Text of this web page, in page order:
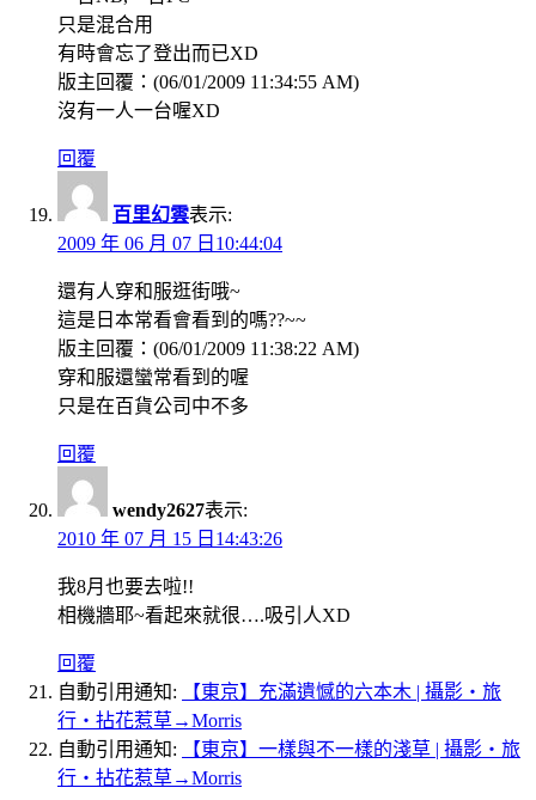
只是混合用
有時會忘了登出而已XD
版主回覆：(06/01/2009 11:34:55 AM)
沒有一人一台喔XD
回覆
百里幻雲表示:
2009 年 06 月 07 日10:44:04
還有人穿和服逛街哦~
這是日本常看會看到的嗎??~~
版主回覆：(06/01/2009 11:38:22 AM)
穿和服還蠻常看到的喔
只是在百貨公司中不多
回覆
wendy2627表示:
2010 年 07 月 15 日14:43:26
我8月也要去啦!!
相機牆耶~看起來就很….吸引人XD
回覆
自動引用通知:
【東京】充滿遺憾的六本木 | 攝影‧旅
行‧拈花惹草→Morris
自動引用通知:
【東京】一樣與不一樣的淺草 | 攝影‧旅
行‧拈花惹草→Morris